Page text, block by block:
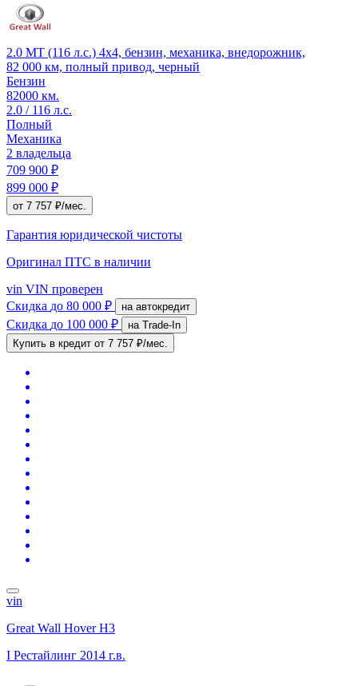
2.0 MT (116 л.с.) 4x4, бензин, механика, внедорожник,
82 000 км, полный привод, черный
Бензин
82000 км.
2.0 / 116 л.с.
Полный
Механика
2 владельца
709 900 ₽
899 000 ₽
от 7 757 ₽/мес.
Гарантия юридической чистоты
Оригинал ПТС в наличии
vin VIN проверен
Скидка до 80 000 ₽ на автокредит
Скидка до 100 000 ₽
на Trade-In
Купить в кредит от 7 757 ₽/мес.
vin
Great Wall Hover H3
I Рестайлинг 2014 г.в.